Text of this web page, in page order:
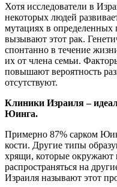
Хотя исследователи в
некоторых людей
мутациях в определенных
вызывают этот рак.
спонтанно в течение
их от члена семьи.
повышают вероятность
отсутствуют.
Клиники Израиля –
Юинга.
Примерно 87% сарком
кости. Другие типы
хрящи, которые
распространяться на
Израиля называют этот